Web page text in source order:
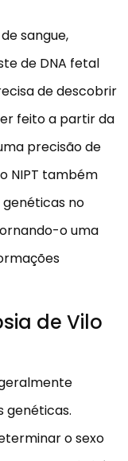
sangue,
de DNA fetal
de descobrir
feito a partir da
precisão de
NIPT também
no
o uma
de Vilo
genéticas.
o sexo